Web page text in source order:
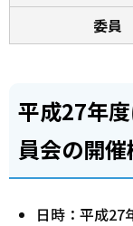
委員
平成27年
員会の開
日時：平成27